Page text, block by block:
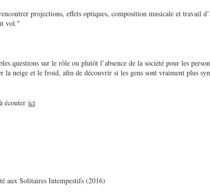
projections, effets optiques, composition musicale et travail
vol."
questions sur le rôle ou plutôt l’absence de la société pour les
la neige et le froid, afin de découvrir si les gens sont vraiment plus
écouter ici
aux Solitaires Intempestifs (2016)